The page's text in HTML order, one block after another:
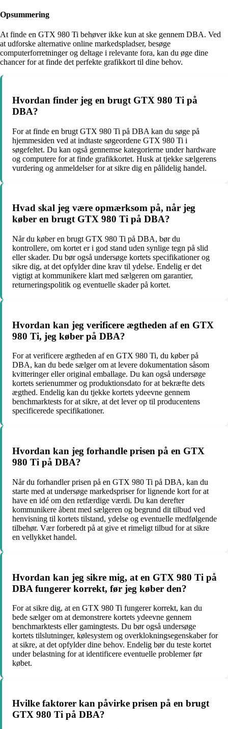
Opsummering
At finde en GTX 980 Ti behøver ikke kun at ske gennem DBA. Ved
at udforske alternative online markedspladser, besøge
computerforretninger og deltage i relevante fora, kan du øge dine
chancer for at finde det perfekte grafikkort til dine behov.
Hvordan finder jeg en brugt GTX 980 Ti på
DBA?
For at finde en brugt GTX 980 Ti på DBA kan du søge på
hjemmesiden ved at indtaste søgeordene GTX 980 Ti i
søgefeltet. Du kan også gennemse kategorierne under hardware
og computere for at finde grafikkortet. Husk at tjekke sælgerens
vurdering og anmeldelser for at sikre dig en pålidelig handel.
Hvad skal jeg være opmærksom på, når jeg
køber en brugt GTX 980 Ti på DBA?
Når du køber en brugt GTX 980 Ti på DBA, bør du
kontrollere, om kortet er i god stand uden synlige tegn på slid
eller skader. Du bør også undersøge kortets specifikationer og
sikre dig, at det opfylder dine krav til ydelse. Endelig er det
vigtigt at kommunikere klart med sælgeren om garantier,
returneringspolitik og eventuelle skader på kortet.
Hvordan kan jeg verificere ægtheden af en GTX
980 Ti, jeg køber på DBA?
For at verificere ægtheden af en GTX 980 Ti, du køber på
DBA, kan du bede sælger om at levere dokumentation såsom
kvitteringer eller original emballage. Du kan også undersøge
kortets serienummer og produktionsdato for at bekræfte dets
ægthed. Endelig kan du tjekke kortets ydeevne gennem
benchmarktests for at sikre, at det lever op til producentens
specificerede specifikationer.
Hvordan kan jeg forhandle prisen på en GTX
980 Ti på DBA?
Når du forhandler prisen på en GTX 980 Ti på DBA, kan du
starte med at undersøge markedspriser for lignende kort for at
have en idé om den retfærdige værdi. Du kan derefter
kommunikere åbent med sælgeren og begrund dit tilbud ved
henvisning til kortets tilstand, ydelse og eventuelle medfølgende
tilbehør. Vær forberedt på at give et rimeligt tilbud for at sikre
en vellykket handel.
Hvordan kan jeg sikre mig, at en GTX 980 Ti på
DBA fungerer korrekt, før jeg køber den?
For at sikre dig, at en GTX 980 Ti fungerer korrekt, kan du
bede sælger om at demonstrere kortets ydeevne gennem
benchmarktests eller gamingtests. Du bør også undersøge
kortets tilslutninger, kølesystem og overklokningsegenskaber for
at sikre, at det opfylder dine behov. Endelig bør du teste kortet
under belastning for at identificere eventuelle problemer før
købet.
Hvilke faktorer kan påvirke prisen på en brugt
GTX 980 Ti på DBA?